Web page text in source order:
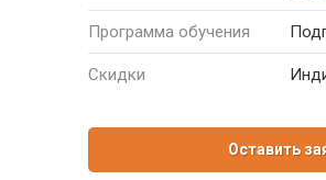
Программа обучения
Скидки
Оставить